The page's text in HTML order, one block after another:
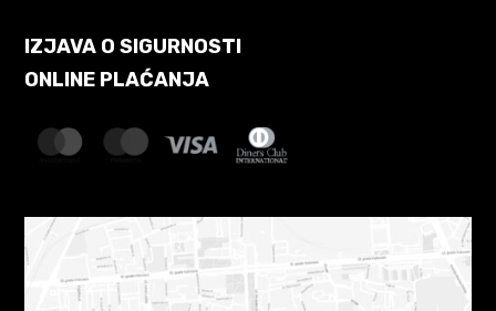
IZJAVA O SIGURNOSTI
ONLINE PLAĆANJA